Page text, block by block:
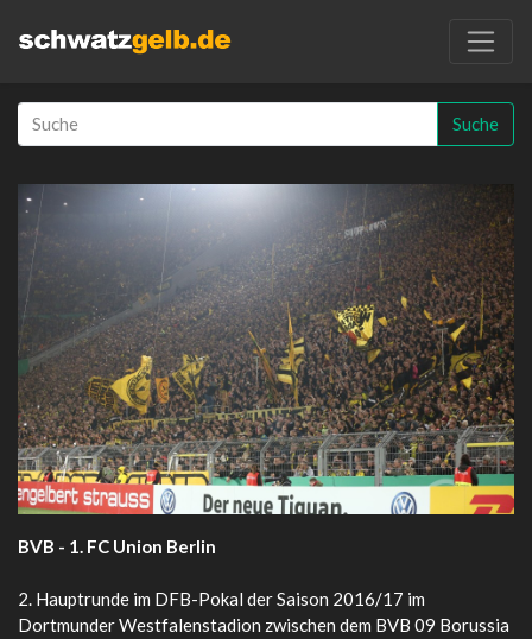
Suche
BVB - 1. FC Union Berlin
2. Hauptrunde im DFB-Pokal der Saison 2016/17 im
Dortmunder Westfalenstadion zwischen dem BVB 09 Borussia